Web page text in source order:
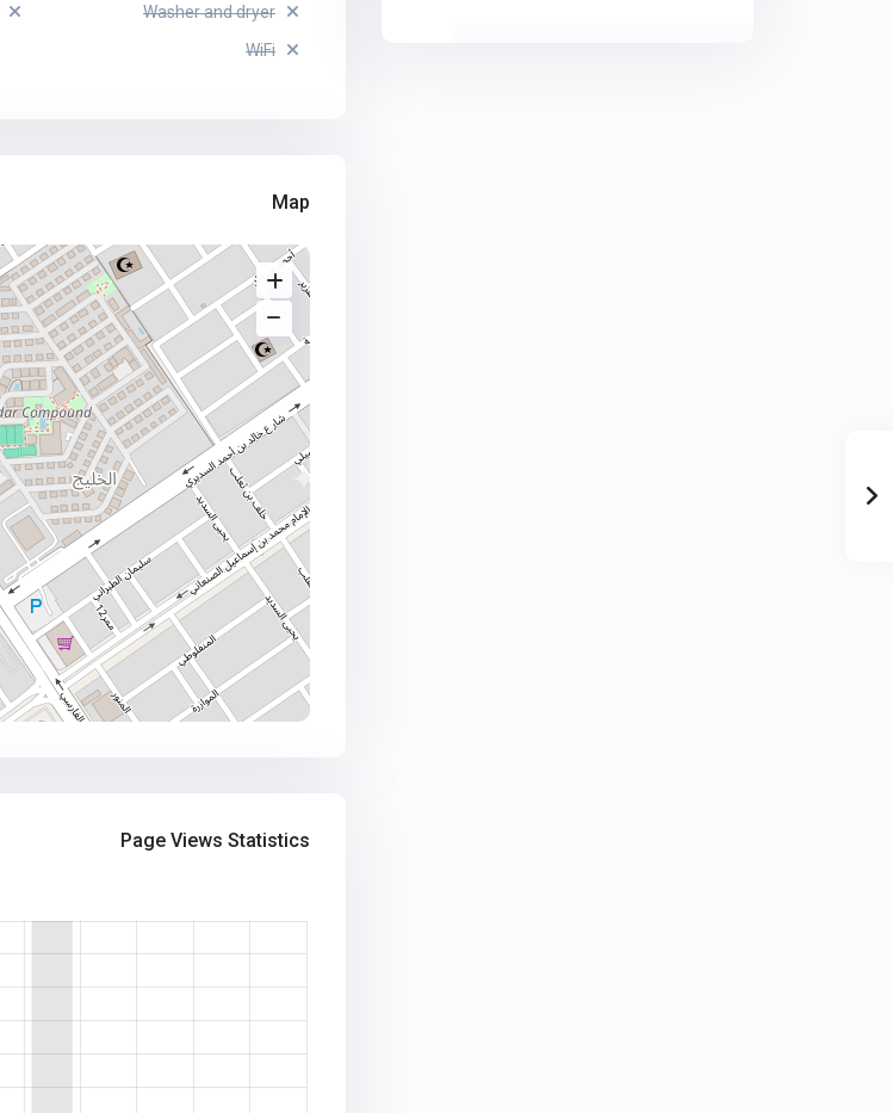
Washer and dryer
WiFi
Map
Page Views Statistics